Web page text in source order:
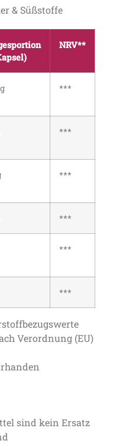
& Süßstoffe
NRV**
***
***
***
***
***
***
Verordnung (EU)
sind kein Ersatz